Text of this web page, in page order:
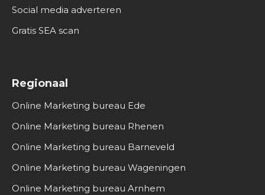
Social media adverteren
Gratis SEA scan
Regionaal
Online Marketing bureau Ede
Online Marketing bureau Rhenen
Online Marketing bureau Barneveld
Online Marketing bureau Wageningen
Online Marketing bureau Arnhem